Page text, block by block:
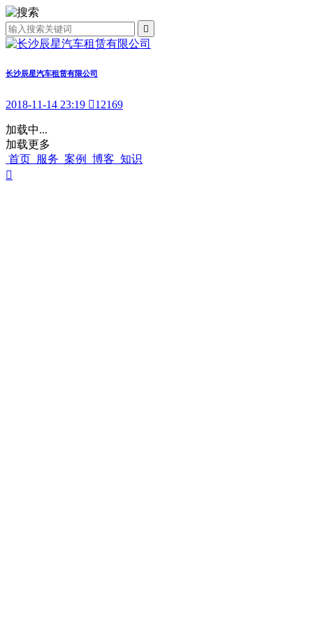

长沙辰星汽车租赁有限公司
2018-11-14 23:19 12169
加载中...
加载更多
首页 服务 案例 博客 知识
